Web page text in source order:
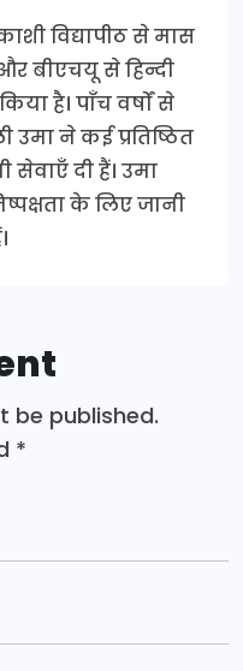
विद्यापीठ से मास
बीएचयू से हिन्दी
है। पाँच वर्षों से
ने कई प्रतिष्ठित
सेवाएँ दी हैं। उमा
के लिए जानी
be published.
*